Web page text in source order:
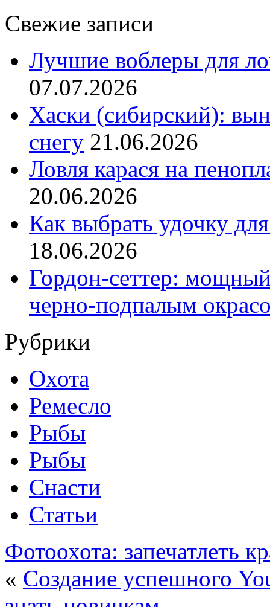
Свежие записи
Лучшие воблеры для
07.07.2026
Хаски (сибирский):
снегу 21.06.2026
Ловля карася на
20.06.2026
Как выбрать удочку
18.06.2026
Гордон-сеттер:
черно-подпалым
Рубрики
Охота
Ремесло
Рыбы
Рыбы
Снасти
Статьи
Фотоохота: запечатлеть
« Создание успешного